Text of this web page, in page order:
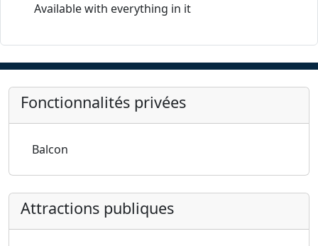
Available with everything in it
Fonctionnalités privées
Balcon
Attractions publiques